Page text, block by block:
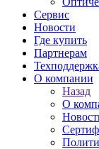
Сервис
Новости
Где купить
Партнерам
О компании
Назад
О